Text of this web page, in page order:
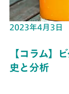
2023年4月3日
【コラム】
史と分析